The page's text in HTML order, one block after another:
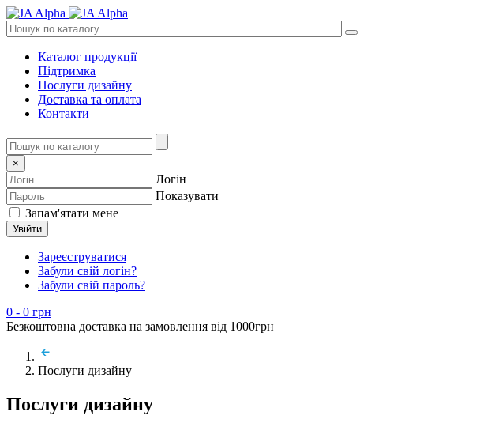
Каталог продукції
Підтримка
Послуги дизайну
Доставка та оплата
Контакти
×
Логін
Показувати
Запам'ятати мене
Увійти
Зареєструватися
Забули свій логін?
Забули свій пароль?
0 - 0 грн
Безкоштовна доставка на замовлення від 1000грн
Послуги дизайну
Послуги дизайну